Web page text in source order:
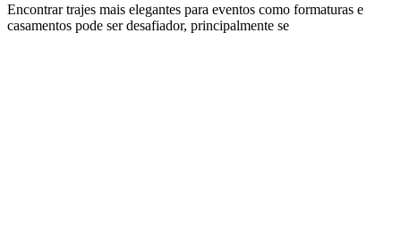
Encontrar trajes mais elegantes para eventos como formaturas e
casamentos pode ser desafiador, principalmente se